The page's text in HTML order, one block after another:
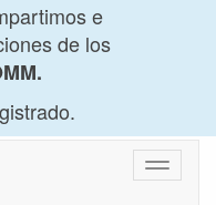
e
de los
Cambiar